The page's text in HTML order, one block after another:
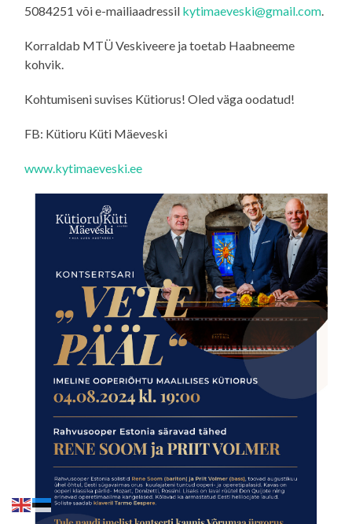
5084251 või e-mailiaadressil kytimaeveski@gmail.com.
Korraldab MTÜ Veskiveere ja toetab Haabneeme
kohvik.
Kohtumiseni suvises Kütiorus! Oled väga oodatud!
FB: Kütioru Küti Mäeveski
www.kytimaeveski.ee